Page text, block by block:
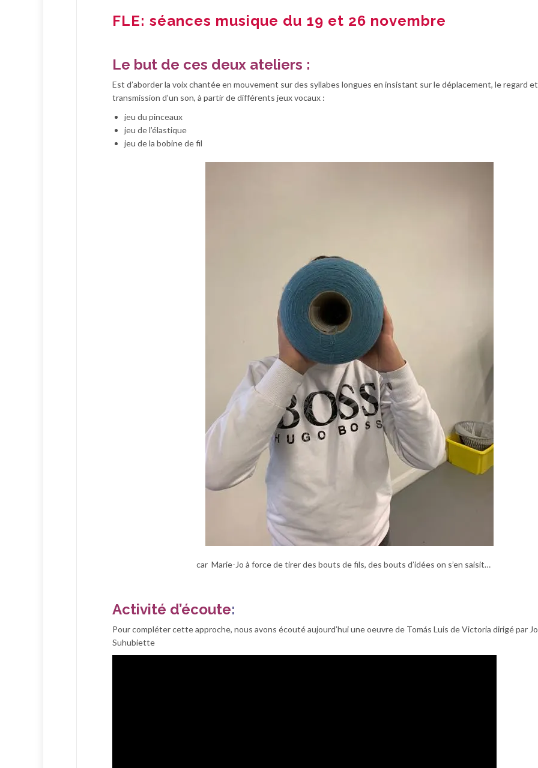
FLE: séances musique du 19 et 26 novembre
Le but de ces deux ateliers :
Est d’aborder la voix chantée en mouvement sur des syllabes longues en insistant sur le déplacement, le regard
transmission d’un son, à partir de différents jeux vocaux :
jeu du pinceaux
jeu de l’élastique
jeu de la bobine de fil
car Marie-Jo à force de tirer des bouts de fils, des bouts d’idées on s’en saisit…
Activité d’écoute:
Pour compléter cette approche, nous avons écouté aujourd’hui une oeuvre de Tomás Luis de Victoria dirigé par
Suhubiette